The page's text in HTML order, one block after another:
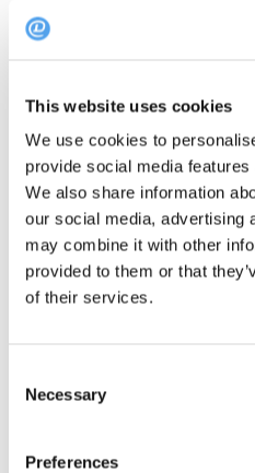
This website uses cookies
We use cookies to
provide social media
We also share information
our social media, advertising
may combine it with other
provided to them or that
of their services.
Selection
Necessary
Preferences
organisation som stöder
utmaningar för mental
står inför, särskilt när det
Varför är den värd att
Den här podcasten betonar
en positiv
ledningen för att skapa